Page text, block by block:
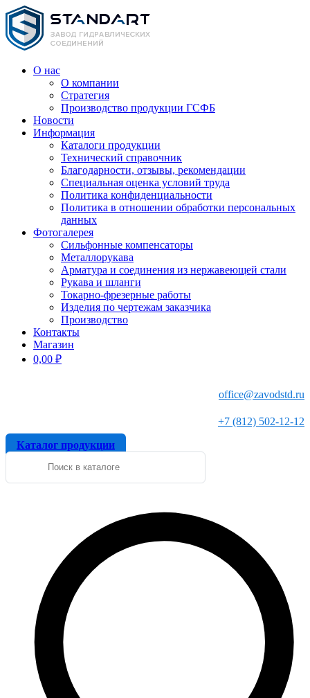
О нас
О компании
Стратегия
Производство продукции ГСФБ
Новости
Информация
Каталоги продукции
Технический справочник
Благодарности, отзывы, рекомендации
Специальная оценка условий труда
Политика конфиденциальности
Политика в отношении обработки персональных
данных
Фотогалерея
Сильфонные компенсаторы
Металлорукава
Арматура и соединения из нержавеющей стали
Рукава и шланги
Токарно-фрезерные работы
Изделия по чертежам заказчика
Производство
Контакты
Магазин
0,00 ₽
office@zavodstd.ru
+7 (812) 502-12-12
Каталог продукции